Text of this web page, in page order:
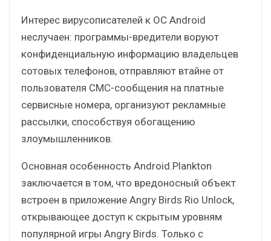
Интерес вирусописателей к ОС Android
неслучаен: программы-вредители воруют
конфиденциальную информацию владельцев
сотовых телефонов, отправляют втайне от
пользователя СМС-сообщения на платные
сервисные номера, организуют рекламные
рассылки, способствуя обогащению
злоумышленников.
Основная особенность Android.Plankton
заключается в том, что вредоносный объект
встроен в приложение Angry Birds Rio Unlock,
открывающее доступ к скрытым уровням
популярной игры Angry Birds. Только с